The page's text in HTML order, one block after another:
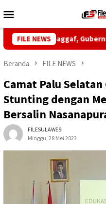
ke
Mobile
FILE NEWS
Habib Saggaf, Gubernur
Beranda FILE NEWS
Camat Palu
Stunting dengan
Bersalin
FILESULAWESI
Minggu, 28 Mei 2023